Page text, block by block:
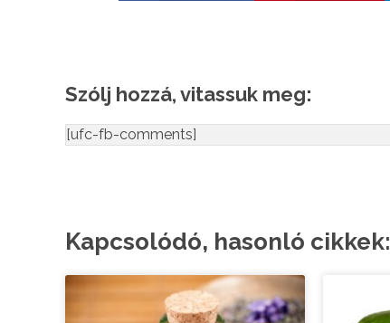
Szólj hozzá, vitassuk meg:
[ufc-fb-comments]
Kapcsolódó, hasonló cikkek: